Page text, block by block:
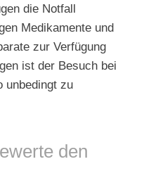
die Notfall
Medikamente und
zur Verfügung
ist der Besuch bei
unbedingt zu
den